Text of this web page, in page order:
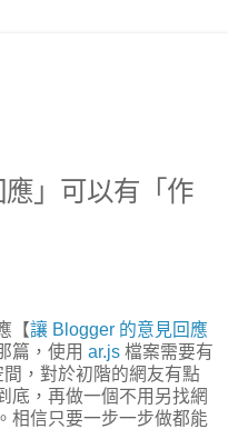
」可以有「作
【讓 Blogger 的意見回應
篇，使用 ar.js 檔案需要有
間，對於初階的網友有點
底，再做一個不用另找網
相信只要一步一步做都能